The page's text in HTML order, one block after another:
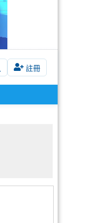
註冊